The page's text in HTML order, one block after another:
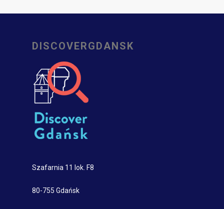
DISCOVERGDANSK
Szafarnia 11 lok. F8
80-755 Gdańsk